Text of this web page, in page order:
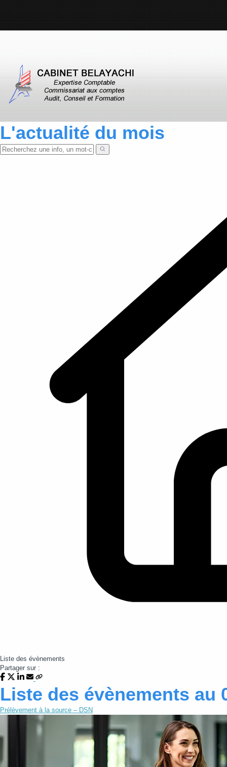
L'actualité du mois
Liste des évènements
Partager sur :
Liste des évènements au
Prélèvement à la source – DSN